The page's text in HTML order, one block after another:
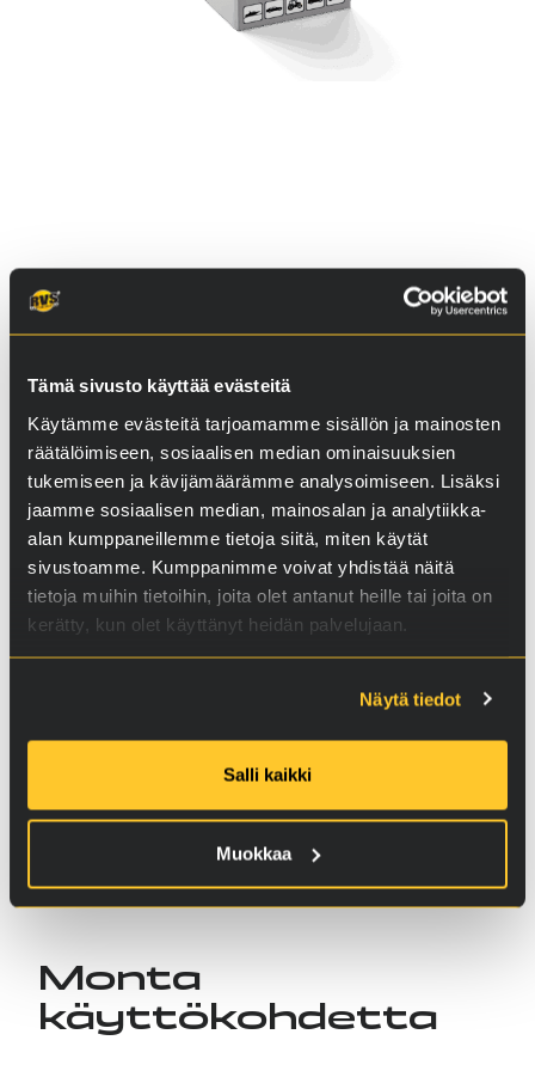
Tämä sivusto käyttää evästeitä
Käytämme evästeitä tarjoamamme sisällön ja mainosten
räätälöimiseen, sosiaalisen median ominaisuuksien
tukemiseen ja kävijämäärämme analysoimiseen. Lisäksi
jaamme sosiaalisen median, mainosalan ja analytiikka-
alan kumppaneillemme tietoja siitä, miten käytät
sivustoamme. Kumppanimme voivat yhdistää näitä
tietoja muihin tietoihin, joita olet antanut heille tai joita on
kerätty, kun olet käyttänyt heidän palvelujaan.
Näytä tiedot
Salli kaikki
Muokkaa
Kuinka RVS toimii
Mitä RVS on
Monta
käyttökohdetta